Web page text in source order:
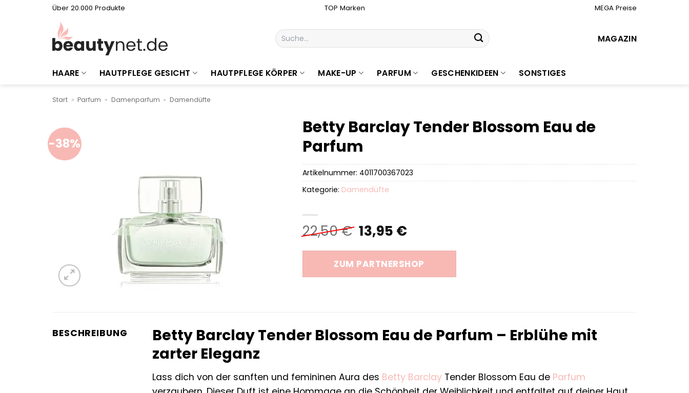
Über 20.000 Produkte TOP Marken MEGA Preise
Suchen
nach:
MAGAZIN
HAARE HAUTPFLEGE GESICHT HAUTPFLEGE KÖRPER MAKE-UP PARFUM GESCHENKIDEEN SONSTIGES
Start » Parfum » Damenparfum » Damendüfte
-38%
Betty Barclay Tender Blossom Eau de
Parfum
22,50€ Ursprünglicher
Preis
war:
22,50 €
13,95 €Aktueller
ist:
13,95 €.
ZUM PARTNERSHOP
Artikelnummer: 4011700367023
Kategorie: Damendüfte
BESCHREIBUNG
Betty Barclay Tender Blossom Eau de Parfum – Erblühe mit
zarter Eleganz
Lass dich von der sanften und femininen Aura des Betty Barclay Tender Blossom Eau de Parfum